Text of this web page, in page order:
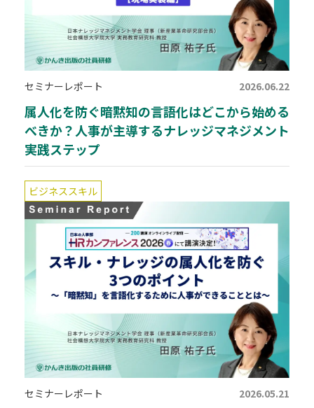
セミナーレポート 2026.06.22
属人化を防ぐ暗黙知の言語化はどこから始める
べきか？人事が主導するナレッジマネジメント
実践ステップ
ビジネススキル
セミナーレポート 2026.05.21